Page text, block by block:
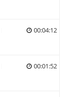
00:04:12
00:01:52